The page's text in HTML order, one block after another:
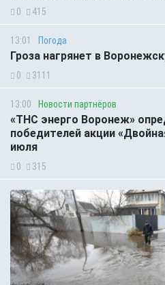
0 415
13:01 Погода
Гроза нагрянет в
0 3111
13:00 Новости партнёров
«ТНС энерго Воронеж»
победителей акции
июля
0 315